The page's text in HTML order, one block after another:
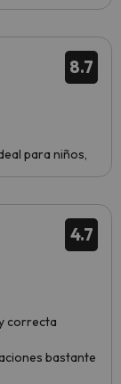
8.7
para niños,
4.7
correcta
bastante